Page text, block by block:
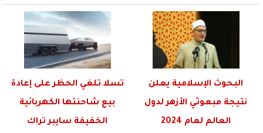
الجادين
البحوث الإسلامية يعلن
نتيجة مبعوثي الأزهر لدول
العالم لعام 2024
تسلا تلغي الحظر على إعادة
بيع شاحنتها الكهربائية
الخفيفة سايبر تراك